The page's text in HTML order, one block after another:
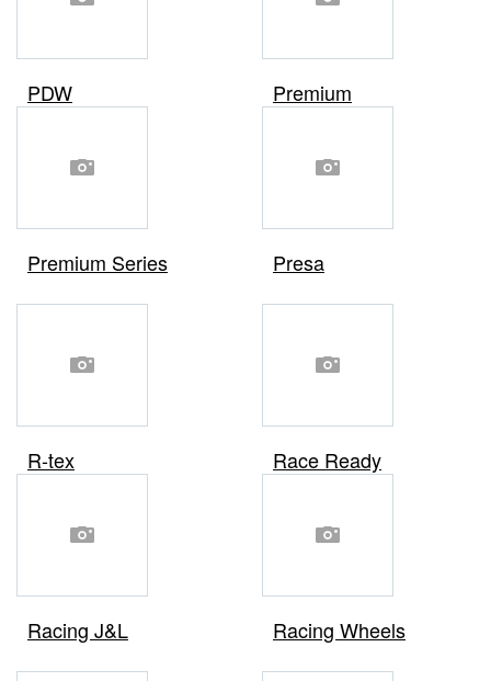
PDW Premium
Premium Series Presa
R-tex Race Ready
Racing J&L Racing Wheels